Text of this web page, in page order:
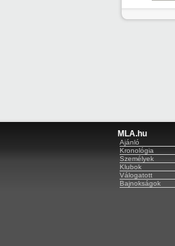
MLA.hu
Ajánló
Kronológia
Személyek
Klubok
Válogatott
Bajnokságok